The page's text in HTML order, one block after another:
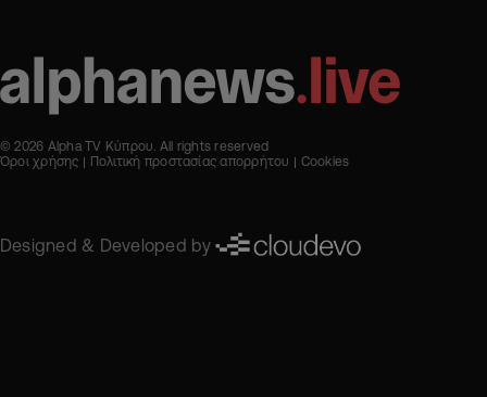
© 2026 Alpha TV Κύπρου. All rights reserved
Όροι χρήσης
Πολιτική προστασίας απορρήτου Cookies
Designed & Developed by